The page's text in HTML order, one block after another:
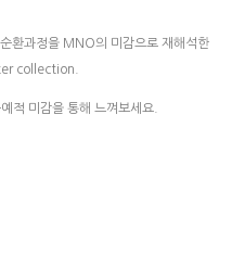
환과정을 MNO의 미감으로 재해석한
collection.
적 미감을 통해 느껴보세요.